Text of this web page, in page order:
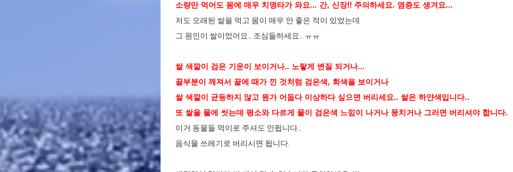
소량만 먹어도 몸에 매우 치명타가 와요... 간, 신장!! 주의하세요. 염증도 생겨요...
저도 오래된 쌀을 먹고 몸이 매우 안 좋은 적이 있었는데
그 원인이 쌀이었어요.. 조심들하세요.. ㅠㅠ
쌀 색깔이 검은 기운이 보이거나.. 노랗게 변질 되거나...
끝부분이 깨져서 끝에 때가 낀 것처럼 검은색, 회색을 보이거나
쌀 색깔이 균등하지 않고 뭔가 어둡다 이상하다 싶으면 버리세요.. 쌀은 하얀색입니다..
또 쌀을 물에 씻는데 평소와 다르게 물이 검은색 느낌이 나거나 뭉치거나 그러면 버리셔야 합니다.
이거 동물들 먹이로 주셔도 안됩니다..
음식물 쓰레기로 버리시면 됩니다.